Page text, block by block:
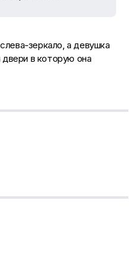
зеркало, а девушка
в которую она